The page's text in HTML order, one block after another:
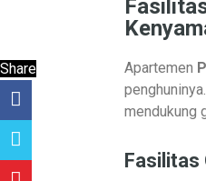
Apartemen
mendukung
Fasilitas
Share